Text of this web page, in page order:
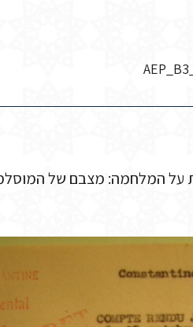
על המלחמה: מצבם של